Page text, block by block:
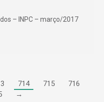
– INPC – março/2017
714 715
716
→